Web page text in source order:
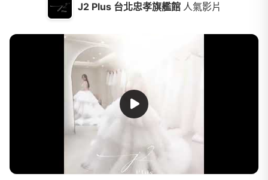
J2 Plus 台北忠孝旗艦館 人氣影片